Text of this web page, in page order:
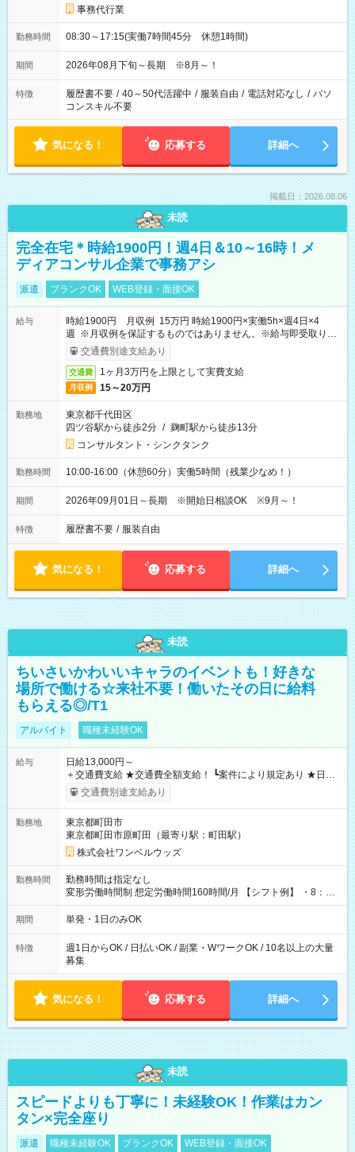
事務代行業
勤務時間 08:30～17:15(実働7時間45分 休憩1時間)
期間 2026年08月下旬～長期 ※8月～！
特徴 履歴書不要 / 40～50代活躍中 / 服装自由 / 電話対応なし / パソ
コンスキル不要
気になる！ 応募する 詳細へ
掲載日：2026.08.06
未読
完全在宅＊時給1900円！週4日＆10～16時！メ
ディアコンサル企業で事務アシ
派遣 ブランクOK WEB登録・面接OK
給与
時給1900円 月収例 15万円 時給1900円×実働5h×週4日×4
週 ※月収例を保証するものではありません。※給与即受取りサ
ービス利用可（利用条件有）
交通費別途支給あり
交通費 1ヶ月3万円を上限として実費支給
月収例 15～20万円
勤務地
東京都千代田区
四ツ谷駅から徒歩2分 / 麹町駅から徒歩13分
コンサルタント・シンクタンク
勤務時間 10:00-16:00（休憩60分）実働5時間（残業少なめ！）
期間 2026年09月01日～長期 ※開始日相談OK ※9月～！
特徴 履歴書不要 / 服装自由
気になる！ 応募する 詳細へ
未読
ちいさいかわいいキャラのイベントも！好きな
場所で働ける☆来社不要！働いたその日に給料
もらえる◎/T1
アルバイト 職種未経験OK
給与
日給13,000円～
＋交通費支給 ★交通費全額支給！ ┗案件により規定あり ★日払
いOK！（規定あり） ┗働いたその日に現金GET♪ お仕事後はコ
ンビニATMから 日払い分を引き落とせます！ 【試用期間】試
交通費別途支給あり
勤務地
東京都町田市
東京都町田市原町田（最寄り駅：町田駅）
株式会社ワンベルウッズ
勤務時間
勤務時間は指定なし
変形労働時間制 想定労働時間160時間/月 【シフト例】 ・8：00
～21：00
期間 単発・1日のみOK
特徴
週1日からOK / 日払いOK / 副業・WワークOK / 10名以上の大量
募集
気になる！ 応募する 詳細へ
未読
スピードよりも丁寧に！未経験OK！作業はカン
タン×完全座り
派遣 職種未経験OK ブランクOK WEB登録・面接OK